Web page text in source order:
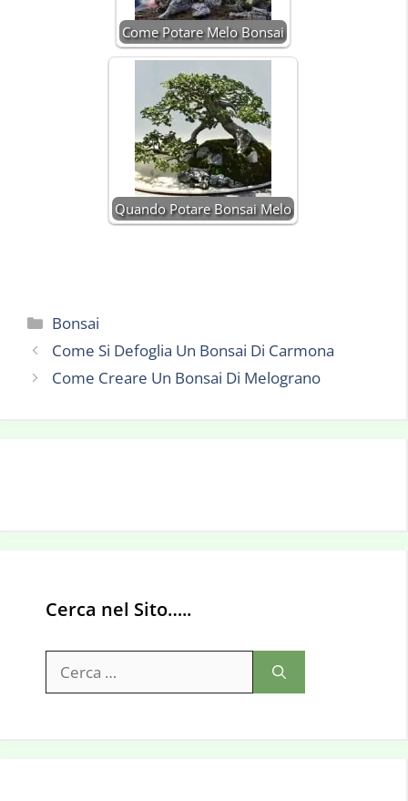
Come Potare Melo Bonsai
Quando Potare Bonsai Melo
Categorie
Bonsai
Come Si Defoglia Un Bonsai Di Carmona
Come Creare Un Bonsai Di Melograno
Cerca nel Sito…..
per: